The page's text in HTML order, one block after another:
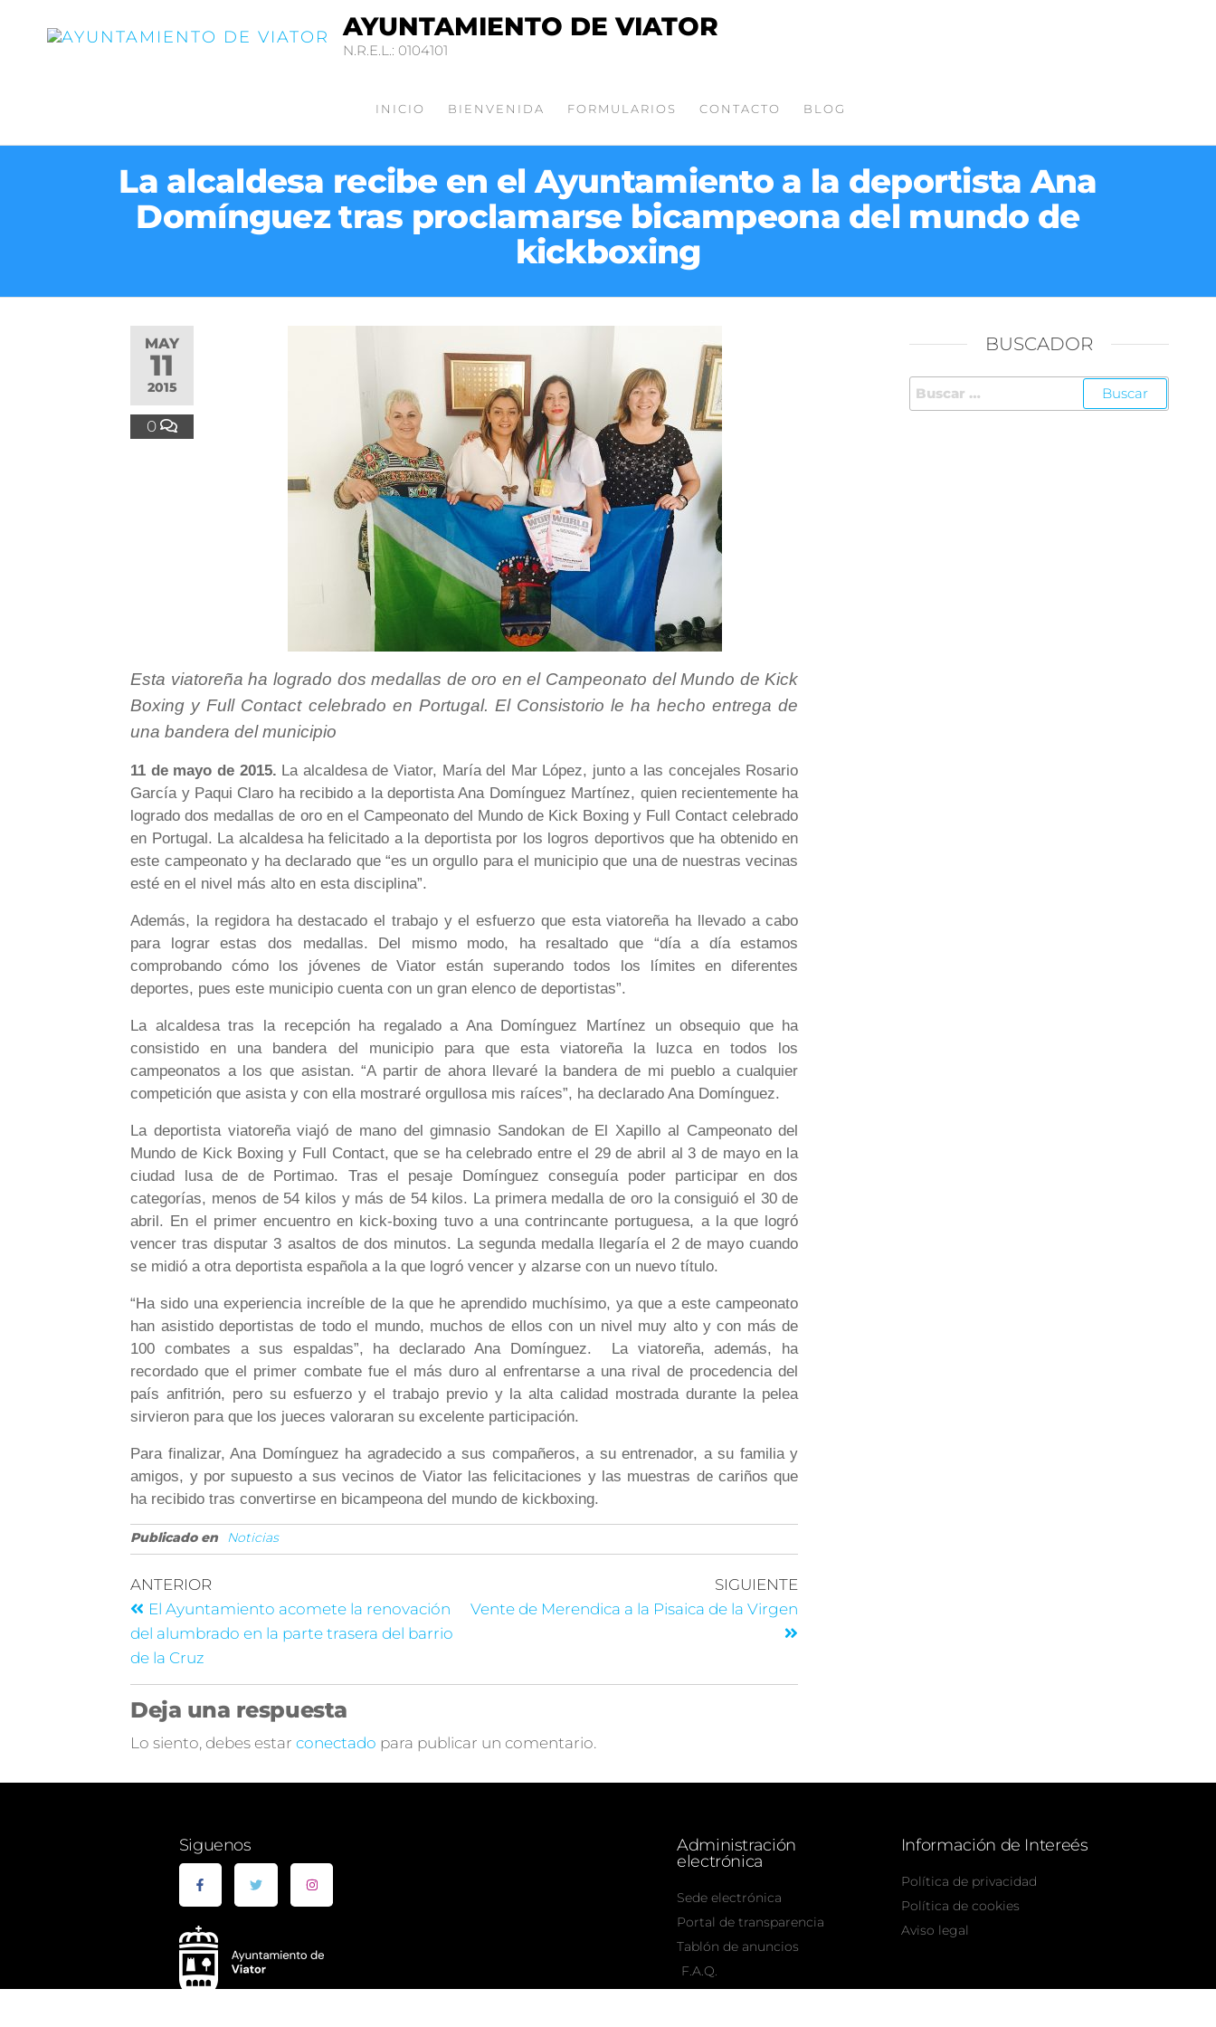
AYUNTAMIENTO DE VIATOR
N.R.E.L.: 0104101
INICIO BIENVENIDA FORMULARIOS CONTACTO BLOG
La alcaldesa recibe en el Ayuntamiento a la deportista Ana
Domínguez tras proclamarse bicampeona del mundo de
kickboxing
MAY
11
2015
0
Esta viatoreña ha logrado dos medallas de oro en el Campeonato del Mundo de Kick
Boxing y Full Contact celebrado en Portugal. El Consistorio le ha hecho entrega de
una bandera del municipio
11 de mayo de 2015. La alcaldesa de Viator, María del Mar López, junto a las concejales Rosario
García y Paqui Claro ha recibido a la deportista Ana Domínguez Martínez, quien recientemente ha
logrado dos medallas de oro en el Campeonato del Mundo de Kick Boxing y Full Contact celebrado
en Portugal. La alcaldesa ha felicitado a la deportista por los logros deportivos que ha obtenido en
este campeonato y ha declarado que “es un orgullo para el municipio que una de nuestras vecinas
esté en el nivel más alto en esta disciplina”.
Además, la regidora ha destacado el trabajo y el esfuerzo que esta viatoreña ha llevado a cabo
para lograr estas dos medallas. Del mismo modo, ha resaltado que “día a día estamos
comprobando cómo los jóvenes de Viator están superando todos los límites en diferentes
deportes, pues este municipio cuenta con un gran elenco de deportistas”.
La alcaldesa tras la recepción ha regalado a Ana Domínguez Martínez un obsequio que ha
consistido en una bandera del municipio para que esta viatoreña la luzca en todos los
campeonatos a los que asistan. “A partir de ahora llevaré la bandera de mi pueblo a cualquier
competición que asista y con ella mostraré orgullosa mis raíces”, ha declarado Ana Domínguez.
La deportista viatoreña viajó de mano del gimnasio Sandokan de El Xapillo al Campeonato del
Mundo de Kick Boxing y Full Contact, que se ha celebrado entre el 29 de abril al 3 de mayo en la
ciudad lusa de de Portimao. Tras el pesaje Domínguez conseguía poder participar en dos
categorías, menos de 54 kilos y más de 54 kilos. La primera medalla de oro la consiguió el 30 de
abril. En el primer encuentro en kick-boxing tuvo a una contrincante portuguesa, a la que logró
vencer tras disputar 3 asaltos de dos minutos. La segunda medalla llegaría el 2 de mayo cuando
se midió a otra deportista española a la que logró vencer y alzarse con un nuevo título.
“Ha sido una experiencia increíble de la que he aprendido muchísimo, ya que a este campeonato
han asistido deportistas de todo el mundo, muchos de ellos con un nivel muy alto y con más de
100 combates a sus espaldas”, ha declarado Ana Domínguez. La viatoreña, además, ha
recordado que el primer combate fue el más duro al enfrentarse a una rival de procedencia del
país anfitrión, pero su esfuerzo y el trabajo previo y la alta calidad mostrada durante la pelea
sirvieron para que los jueces valoraran su excelente participación.
Para finalizar, Ana Domínguez ha agradecido a sus compañeros, a su entrenador, a su familia y
amigos, y por supuesto a sus vecinos de Viator las felicitaciones y las muestras de cariños que
ha recibido tras convertirse en bicampeona del mundo de kickboxing.
Publicado en Noticias
ANTERIOR
El Ayuntamiento acomete la renovación
del alumbrado en la parte trasera del barrio
de la Cruz
SIGUIENTE
Vente de Merendica a la Pisaica de la Virgen
Deja una respuesta
Lo siento, debes estarconectado para publicar un comentario.
BUSCADOR
Siguenos
Administración
electrónica
Sede electrónica
Portal de transparencia
Tablón de anuncios
F.A.Q.
Información de Intereés
Política de privacidad
Política de cookies
Aviso legal